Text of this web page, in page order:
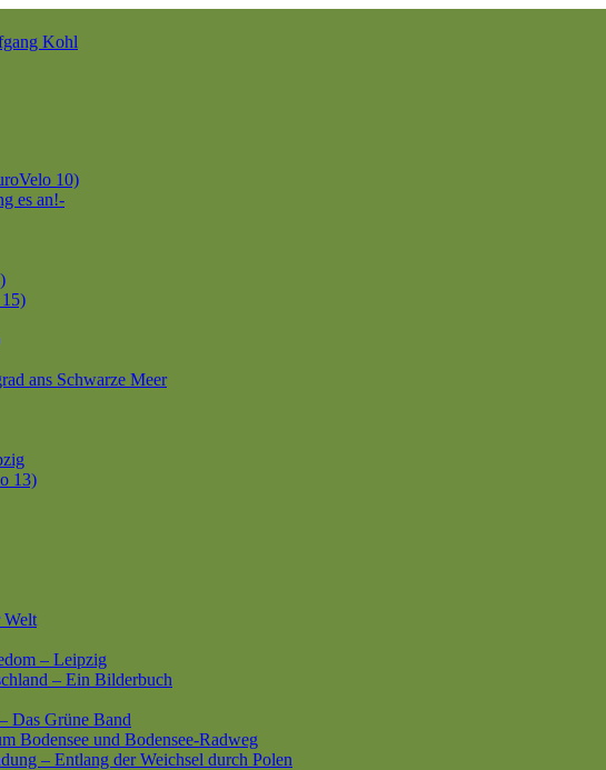
10)
es an!-
ans Schwarze Meer
13)
Welt
– Leipzig
– Ein Bilderbuch
Das Grüne Band
Bodensee und Bodensee-Radweg
– Entlang der Weichsel durch Polen